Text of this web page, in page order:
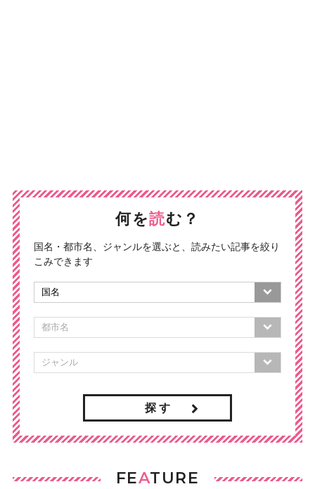
何を読む？
国名・都市名、ジャンルを選ぶと、読みたい記事を絞り
こみできます
探 す
FEATURE